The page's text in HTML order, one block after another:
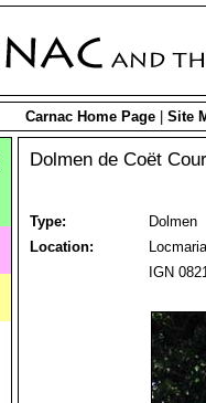
Carnac Home Page| Site
Dolmen de Coët
Type:
Dolmen
Location:
IGN